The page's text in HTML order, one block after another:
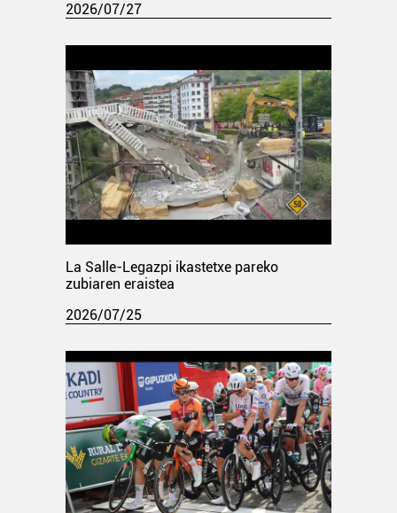
2026/07/27
La Salle-Legazpi ikastetxe pareko
zubiaren eraistea
2026/07/25